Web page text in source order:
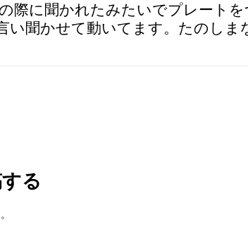
際に聞かれたみたいでプレートを
聞かせて動いてます。たのしま
る